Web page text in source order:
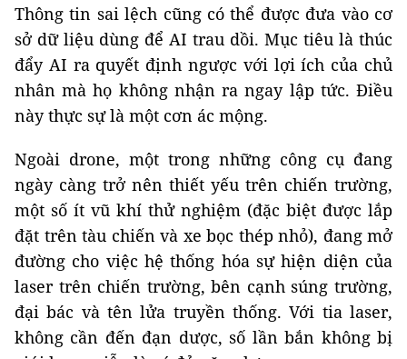
Thông tin sai lệch cũng có thể được đưa vào cơ
sở dữ liệu dùng để AI trau dồi. Mục tiêu là thúc
đẩy AI ra quyết định ngược với lợi ích của chủ
nhân mà họ không nhận ra ngay lập tức. Điều
này thực sự là một cơn ác mộng.
Ngoài drone, một trong những công cụ đang
ngày càng trở nên thiết yếu trên chiến trường,
một số ít vũ khí thử nghiệm (đặc biệt được lắp
đặt trên tàu chiến và xe bọc thép nhỏ), đang mở
đường cho việc hệ thống hóa sự hiện diện của
laser trên chiến trường, bên cạnh súng trường,
đại bác và tên lửa truyền thống. Với tia laser,
không cần đến đạn dược, số lần bắn không bị